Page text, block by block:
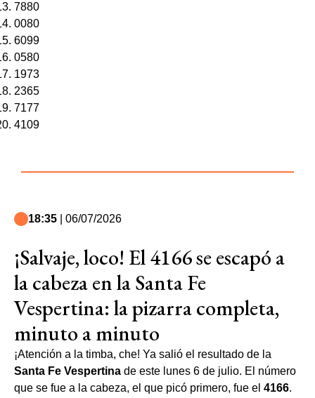
7880
0080
6099
0580
1973
2365
7177
4109
18:35 | 06/07/2026
¡Salvaje, loco! El 4166 se escapó a
la cabeza en la Santa Fe
Vespertina: la pizarra completa,
minuto a minuto
¡Atención a la timba, che! Ya salió el resultado de la
Santa Fe Vespertina de este lunes 6 de julio. El número
que se fue a la cabeza, el que picó primero, fue el 4166.